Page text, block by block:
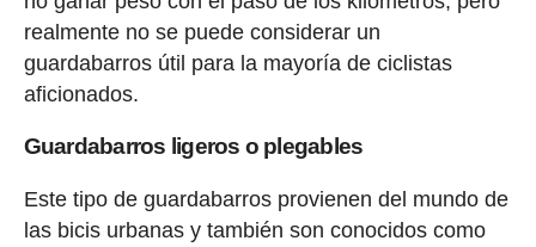
realmente no se puede considerar un
guardabarros útil para la mayoría de ciclistas
aficionados.
Guardabarros ligeros o plegables
Este tipo de guardabarros provienen del mundo de
las bicis urbanas y también son conocidos como